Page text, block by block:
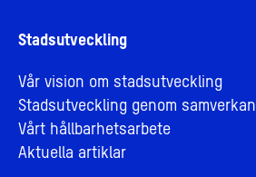
Stadsutveckling
Vår vision om stadsutveckling
Stadsutveckling genom samverkan
Vårt hållbarhetsarbete
Aktuella artiklar